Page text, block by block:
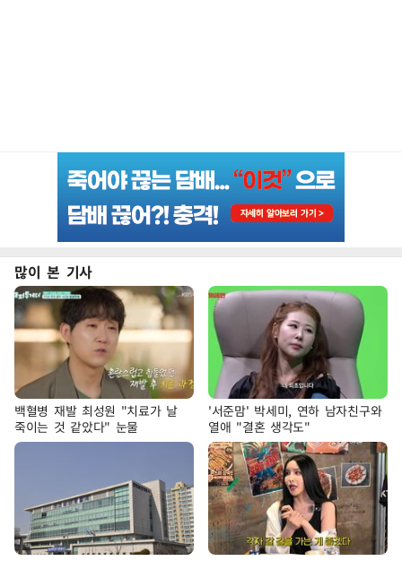
많이 본 기사
백혈병 재발 최성원 "치료가 날
죽이는 것 같았다" 눈물
'서준맘' 박세미, 연하 남자친구와
열애 "결혼 생각도"